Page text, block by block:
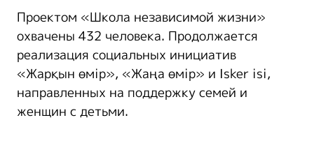
Проектом «Школа независимой жизни»
охвачены 432 человека. Продолжается
реализация социальных инициатив
«Жарқын өмір», «Жаңа өмір» и Isker isi,
направленных на поддержку семей и
женщин с детьми.